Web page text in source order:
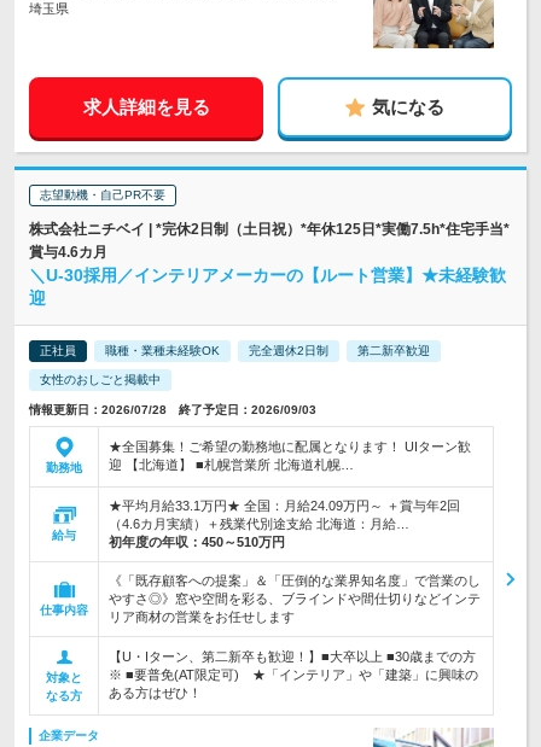
埼玉県
求人詳細を見る 気になる
志望動機・自己PR不要
株式会社ニチベイ | *完休2日制（土日祝）*年休125日*実働7.5h*住宅手当*
賞与4.6カ月
＼U-30採用／インテリアメーカーの【ルート営業】★未経験歓
迎
正社員 職種・業種未経験OK 完全週休2日制 第二新卒歓迎
女性のおしごと掲載中
情報更新日：2026/07/28 終了予定日：2026/09/03
勤務地
★全国募集！ご希望の勤務地に配属となります！ UIターン歓
迎 【北海道】 ■札幌営業所 北海道札幌…
給与
★平均月給33.1万円★ 全国：月給24.09万円～ ＋賞与年2回
（4.6カ月実績）＋残業代別途支給 北海道：月給…
初年度の年収： 450～510万円
仕事内容
《「既存顧客への提案」＆「圧倒的な業界知名度」で営業のし
やすさ◎》窓や空間を彩る、ブラインドや間仕切りなどインテ
リア商材の営業をお任せします
対象と
なる方
【U・Iターン、第二新卒も歓迎！】■大卒以上 ■30歳までの方
※ ■要普免(AT限定可) ★「インテリア」や「建築」に興味の
ある方はぜひ！
企業データ